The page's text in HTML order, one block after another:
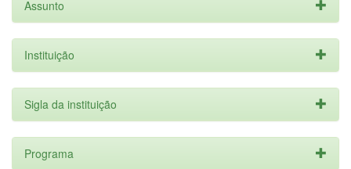
Assunto
Instituição
Sigla da instituição
Programa